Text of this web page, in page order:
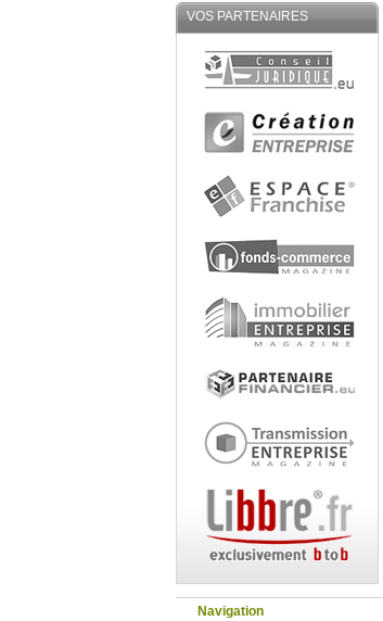
VOS PARTENAIRES
Navigation